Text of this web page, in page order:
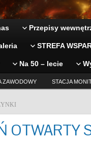
Przepisy
STREFA
Na 50 – lecie
ZAWODOWY STACJA
OTWARTY